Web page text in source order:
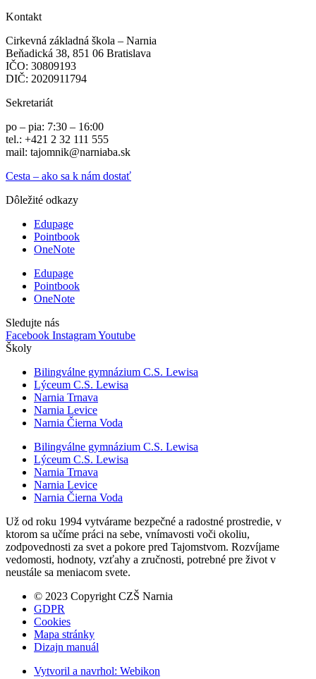
Kontakt
Cirkevná základná škola – Narnia
Beňadická 38, 851 06 Bratislava
IČO: 30809193
DIČ: 2020911794
Sekretariát
po – pia: 7:30 – 16:00
tel.: +421 2 32 111 555
mail: tajomnik@narniaba.sk
Cesta – ako sa k nám dostať
Dôležité odkazy
Edupage
Pointbook
OneNote
Edupage
Pointbook
OneNote
Sledujte nás
Facebook InstagramYoutube
Školy
Bilingválne gymnázium C.S. Lewisa
Lýceum C.S. Lewisa
Narnia Trnava
Narnia Levice
Narnia Čierna Voda
Bilingválne gymnázium C.S. Lewisa
Lýceum C.S. Lewisa
Narnia Trnava
Narnia Levice
Narnia Čierna Voda
Už od roku 1994 vytvárame bezpečné a radostné prostredie, v
ktorom sa učíme práci na sebe, vnímavosti voči okoliu,
zodpovednosti za svet a pokore pred Tajomstvom. Rozvíjame
vedomosti, hodnoty, vzťahy a zručnosti, potrebné pre život v
neustále sa meniacom svete.
© 2023 Copyright CZŠ Narnia
GDPR
Cookies
Mapa stránky
Dizajn manuál
Vytvoril a navrhol: Webikon